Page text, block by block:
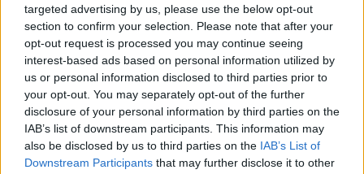
targeted advertising by us, please use the below opt-out
section to confirm your selection. Please note that after your
opt-out request is processed you may continue seeing
interest-based ads based on personal information utilized by
us or personal information disclosed to third parties prior to
your opt-out. You may separately opt-out of the further
disclosure of your personal information by third parties on the
IAB’s list of downstream participants. This information may
also be disclosed by us to third parties on the IAB’s List of
Downstream Participants that may further disclose it to other
Ο Τραμπ αρνείται ότι αντιμετωπίζει
έλλειψη πυρομαχικών και καταφέρεται
εναντίον των ΜΜΕ
11:52
Δύο Ισραηλινοί στρατιωτικοί νεκροί